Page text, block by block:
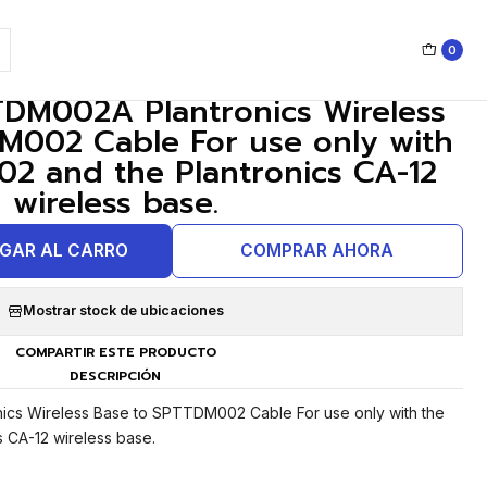
0
Plantronics Wireless
Cable For use only with
and the Plantronics CA-12
wireless base.
AL CARRO COMPRAR AHORA
Mostrar stock de ubicaciones
COMPARTIR ESTE PRODUCTO
DESCRIPCIÓN
Wireless Base to SPTTDM002 Cable For use only with the
12 wireless base.